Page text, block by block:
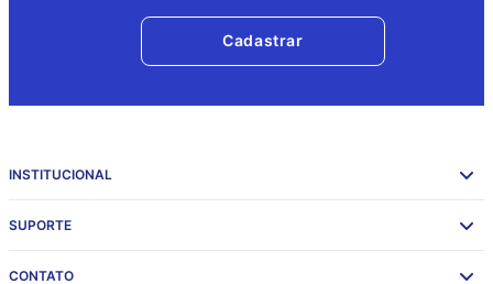
Cadastrar
INSTITUCIONAL
SUPORTE
CONTATO